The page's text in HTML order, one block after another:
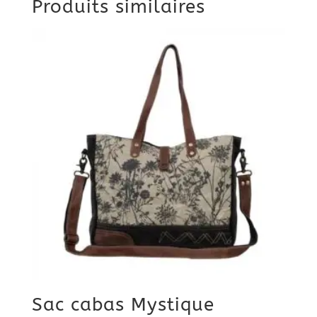
Produits similaires
Sac cabas Mystique